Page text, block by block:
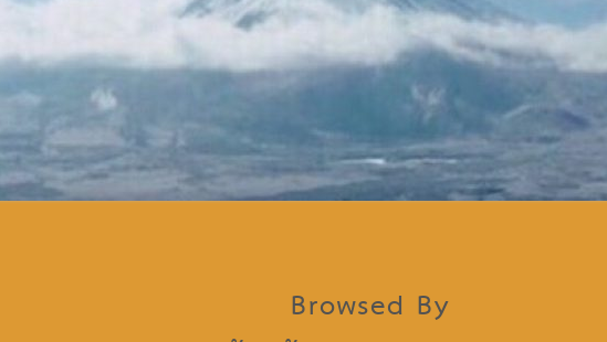
Browsed By